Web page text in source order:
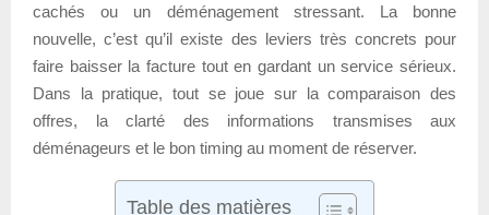
cachés ou un déménagement stressant. La bonne
nouvelle, c’est qu’il existe des leviers très concrets pour
faire baisser la facture tout en gardant un service sérieux.
Dans la pratique, tout se joue sur la comparaison des
offres, la clarté des informations transmises aux
déménageurs et le bon timing au moment de réserver.
Table des matières